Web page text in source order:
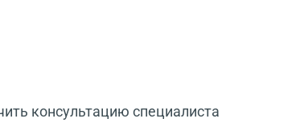
консультацию специалиста